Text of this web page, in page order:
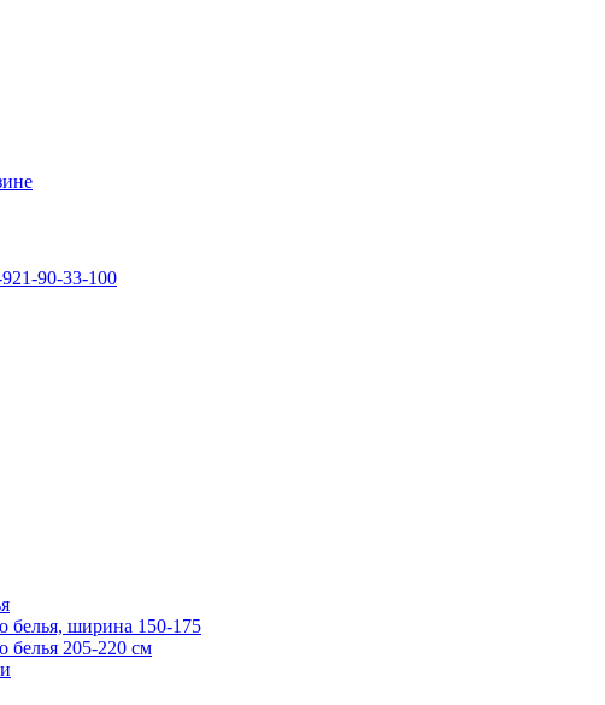
90-33-100
белья, ширина 150-175
белья 205-220 см